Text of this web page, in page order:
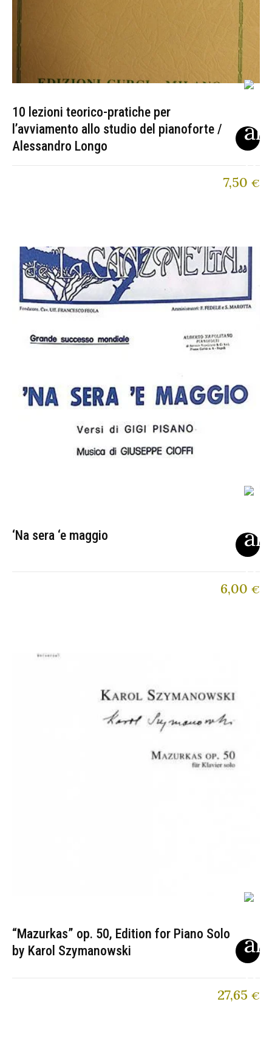
10 lezioni teorico-pratiche per
l’avviamento allo studio del pianoforte /
Alessandro Longo
7,50 €
‘Na sera ‘e maggio
6,00 €
“Mazurkas” op. 50, Edition for Piano Solo
by Karol Szymanowski
27,65 €